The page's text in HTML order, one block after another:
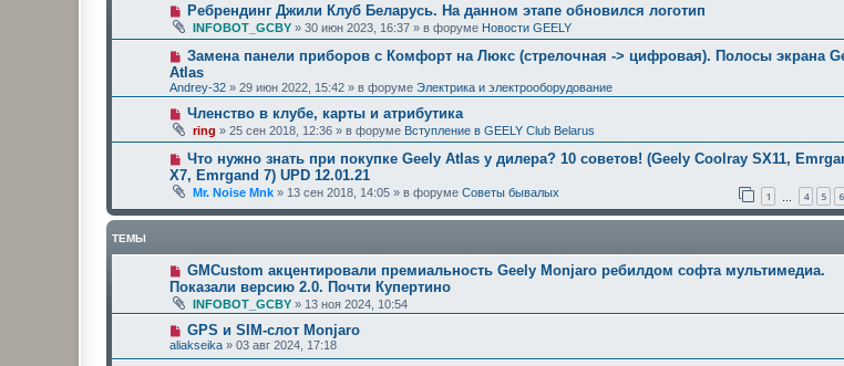
Ребрендинг Джили Клуб Беларусь. На данном этапе обновился логотип
INFOBOT_GCBY » 30 июн 2023, 16:37 » в форуме Новости GEELY
Замена панели приборов с Комфорт на Люкс (стрелочная -> цифровая). Полосы экрана
Atlas
Andrey-32 » 29 июн 2022, 15:42 » в форуме Электрика и электрооборудование
Членство в клубе, карты и атрибутика
ring » 25 сен 2018, 12:36 » в форуме Вступление в GEELY Club Belarus
Что нужно знать при покупке Geely Atlas у дилера? 10 советов! (Geely Coolray SX11,
X7, Emrgand 7) UPD 12.01.21
Mr. Noise Mnk » 13 сен 2018, 14:05 » в форуме Советы бывалых 1 4 5 6
ТЕМЫ
GMCustom акцентировали премиальность Geely Monjaro ребилдом софта мультимедиа.
Показали версию 2.0. Почти Купертино
INFOBOT_GCBY » 13 ноя 2024, 10:54
GPS и SIM-слот Monjaro
aliakseika » 03 авг 2024, 17:18